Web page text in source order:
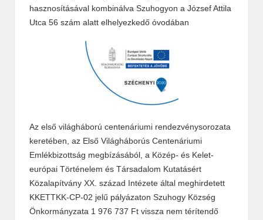
hasznosításával kombinálva Szuhogyon a József Attila
Utca 56 szám alatt elhelyezkedő óvodában
Az első világháború centenáriumi rendezvénysorozata
keretében, az Első Világháborús Centenáriumi
Emlékbizottság megbízásából, a Közép- és Kelet-
európai Történelem és Társadalom Kutatásért
Közalapítvány XX. század Intézete által meghirdetett
KKETTKK-CP-02 jelű pályázaton Szuhogy Község
Önkormányzata 1 976 737 Ft vissza nem térítendő